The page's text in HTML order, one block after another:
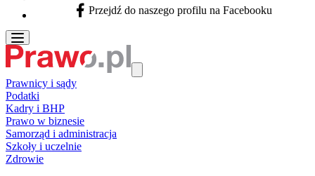
Facebook - otwiera się w nowej karcie
Przejdź do naszego profilu na Facebooku
Prawnicy i sądy
Podatki
Kadry i BHP
Prawo w biznesie
Samorząd i administracja
Szkoły i uczelnie
Zdrowie